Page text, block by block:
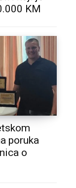
KM
poruka
o